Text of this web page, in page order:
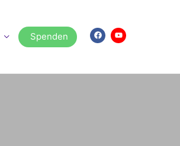
Spenden